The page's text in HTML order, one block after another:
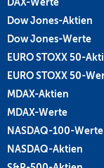
Dow Jones-Aktien
Dow Jones-Werte
EURO STOXX 50-
EURO STOXX 50-
MDAX-Aktien
MDAX-Werte
NASDAQ-100-Werte
NASDAQ-Aktien